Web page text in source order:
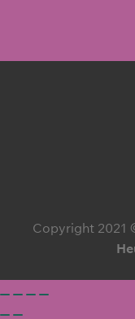
Copyright 2021